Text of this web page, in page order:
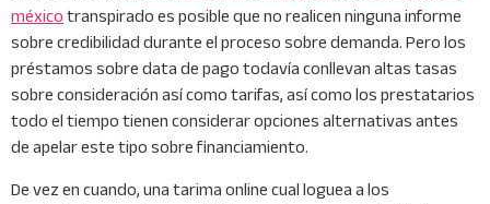
méxico transpirado es posible que no realicen ninguna informe
sobre credibilidad durante el proceso sobre demanda. Pero los
préstamos sobre data de pago todavía conllevan altas tasas
sobre consideración así­ como tarifas, así­ como los prestatarios
todo el tiempo tienen considerar opciones alternativas antes
de apelar este tipo sobre financiamiento.
De vez en cuando, una tarima online cual loguea a los